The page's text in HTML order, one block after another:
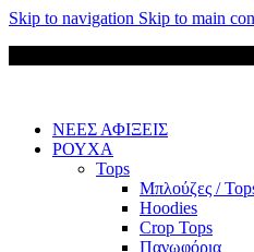
Skip to navigation Skip to main
ΝΕΕΣ ΑΦΙΞΕΙΣ
ΡΟΥΧΑ
Tops
Μπλούζες /
Hoodies
Crop Tops
Πανωφόρια